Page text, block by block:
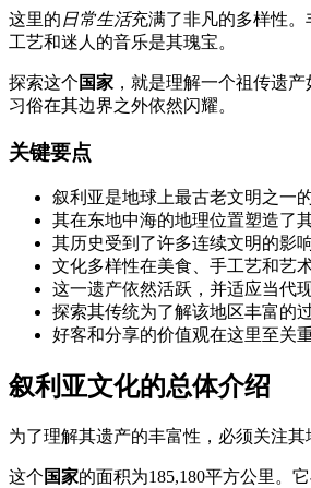
这里的日常生活充满了非凡的多样性
工艺和迷人的音乐是其瑰宝。
探索这个 国家 ，就是理解一个祖传遗
习俗在其边界之外依然闪耀。
关键要点
叙利亚是地球上最古老文明之一
其在东地中海的地理位置塑造了
其历史受到了许多连续文明的影响
文化多样性在美食、手工艺和艺
这一遗产依然活跃，并适应当代现
探索其传统为了解该地区丰富的
好客和分享的价值观在这里至关重
叙利亚文化的总体介绍
为了理解其遗产的丰富性，必须关注其
这个 国家的面积为185,180平方公里。